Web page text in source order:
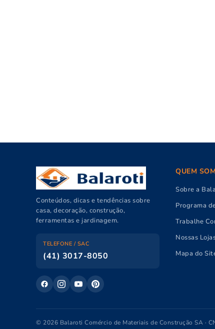
Conteúdos, dicas e tendências sobre
casa, decoração, construção,
ferramentas e jardinagem.
TELEFONE / SAC
(41) 3017-8050
QUEM
Sobre a
Programa
Trabalhe
Nossas
Mapa do
© 2026 Balaroti Comércio de Materiais de Construção SA ·